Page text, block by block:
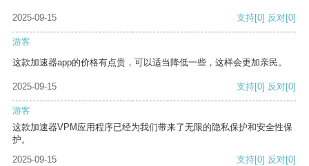
2025-09-15 支持[0] 反对[0]
游客
这款加速器app的价格有点贵，可以适当降低一些，这样会更加亲民。
2025-09-15 支持[0] 反对[0]
游客
这款加速器VPM应用程序已经为我们带来了无限的隐私保护和安全性保
护。
2025-09-15
支持[0] 反对[0]